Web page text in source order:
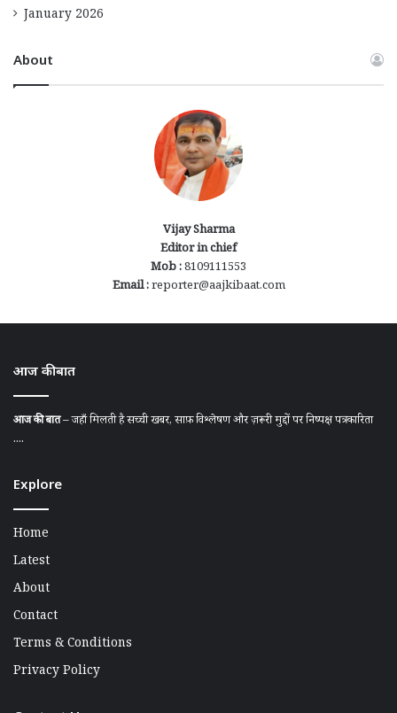
January 2026
About
Vijay Sharma
Editor in chief
Mob :8109111553
Email :reporter@aajkibaat.com
आज की बात
आज की बात– जहाँ मिलती है सच्ची खबर, साफ़ विश्लेषण और ज़रूरी मुद्दों पर निष्पक्ष पत्रकारिता
....
Explore
Home
Latest
About
Contact
Terms & Conditions
Privacy Policy